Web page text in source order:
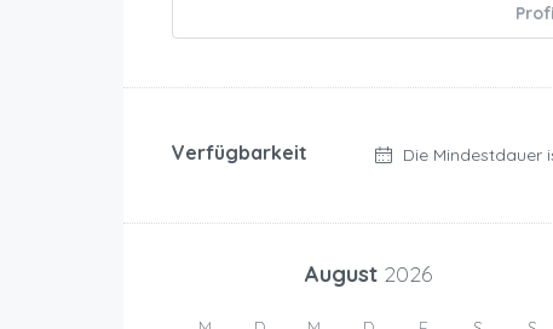
Verfügbarkeit Die Mindestdauer
August 2026